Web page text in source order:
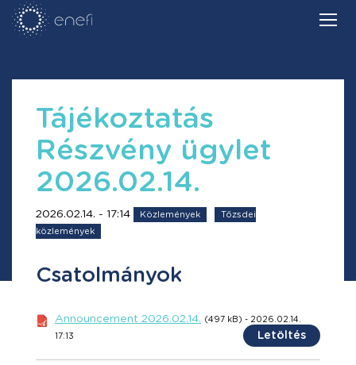
Tájékoztatás
Részvény ügylet
2026.02.14.
2026.02.14. - 17:14 Közlemények
Tőzsdei
közlemények
Csatolmányok
Announcement 2026.02.14. (497 kB) - 2026.02.14.
17:13 Letöltés